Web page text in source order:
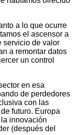
a lo que ocurre
el ascensor a
servicio de valor
a remontar datos
un control
en esa
de perdedores
con las
futuro. Europa
innovación
(después del